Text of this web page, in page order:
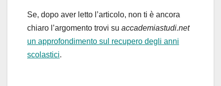
Se, dopo aver letto l’articolo, non ti è ancora
chiaro l’argomento trovi su accademiastudi.net
un approfondimento sul recupero degli anni
scolastici.